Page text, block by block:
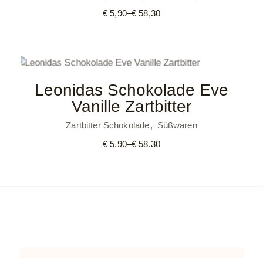
€ 5,90–€ 58,30
Preisspanne:
Leonidas Schokolade Eve
Vanille Zartbitter
Zartbitter Schokolade
Süßwaren
€ 5,90–€ 58,30
Preisspanne: